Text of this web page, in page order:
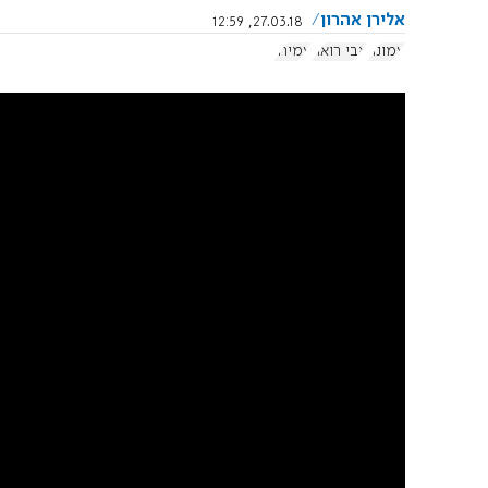
אלירן אהרון
27.03.18, 12:59
עמונה
אבי רואה עמיחי